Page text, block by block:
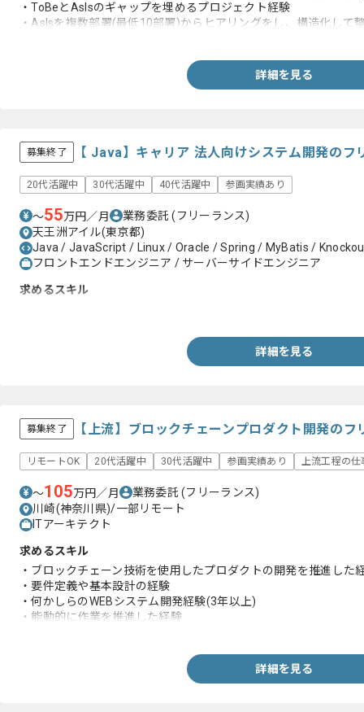
・ToBeとAsIsのギャップを埋めるプロジェクト経験
・AsIsを複数部署(最低10部署)からヒアリングをし、構造化して
詳細を見る
募集終了 【 Java】キャリア 法人向けシステム開発のフ
20代活躍中 30代活躍中 40代活躍中 参画実績あり
〜55万円／月 業務委託(フリーランス)
天王洲アイル(東京都)
Java / JavaScript / Linux / Oracle / Spring / MyBatis /
フロントエンドエンジニア / サーバーサイドエンジニア
求めるスキル
詳細を見る
募集終了 【上流】ブロックチェーンプロダクト開発の
リモートOK 20代活躍中 30代活躍中 参画実績あり 上流工程の仕
〜105万円／月 業務委託(フリーランス)
川崎(神奈川県)/一部リモート
ITアーキテクト
求めるスキル
・ブロックチェーン技術を使用したプロダクトの開発を推進した
・要件定義や基本設計の経験
・何かしらのWEBシステム開発経験(3年以上)
・能動的に作業を推進した経験
詳細を見る